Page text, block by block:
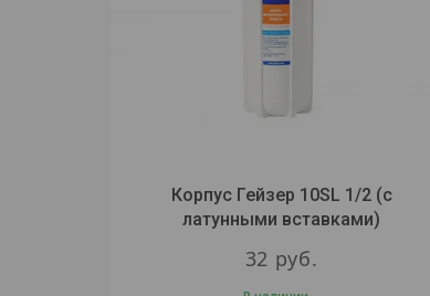
Корпус Гейзер 10SL 1/2 (с
латунными вставками)
32 руб.